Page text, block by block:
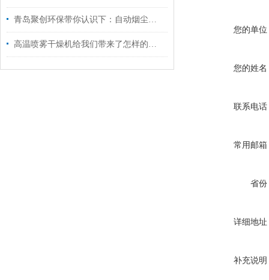
青岛聚创环保带你认识下：自动烟尘烟气测试仪
高温喷雾干燥机给我们带来了怎样的特点呢？
您的单位
您的姓名
联系电话
常用邮箱
省份
详细地址
补充说明